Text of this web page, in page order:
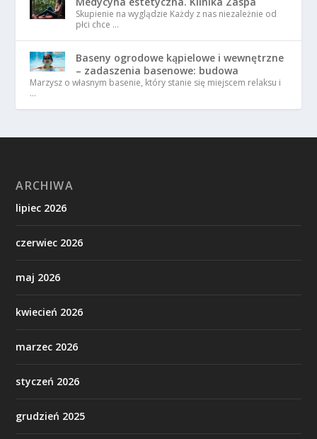
Skupienie na wyglądzie Każdy z nas niezależnie od
płci chce …
Baseny ogrodowe kąpielowe i wewnętrzne
– zadaszenia basenowe: budowa
Marzysz o własnym basenie, który stanie się miejscem relaksu i
…
ARCHIWA
lipiec 2026
czerwiec 2026
maj 2026
kwiecień 2026
marzec 2026
styczeń 2026
grudzień 2025